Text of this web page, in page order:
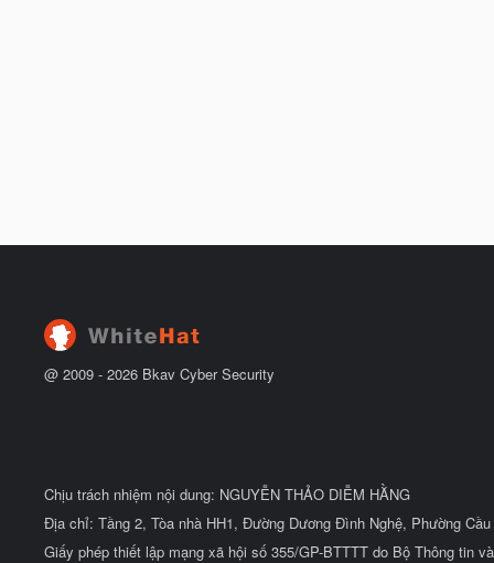
@ 2009 - 2026 Bkav Cyber Security
Chịu trách nhiệm nội dung: NGUYỄN THẢO DIỄM HẰNG
Địa chỉ: Tầng 2, Tòa nhà HH1, Đường Dương Đình Nghệ, Phường
Giấy phép thiết lập mạng xã hội số 355/GP-BTTTT do Bộ Thông tin